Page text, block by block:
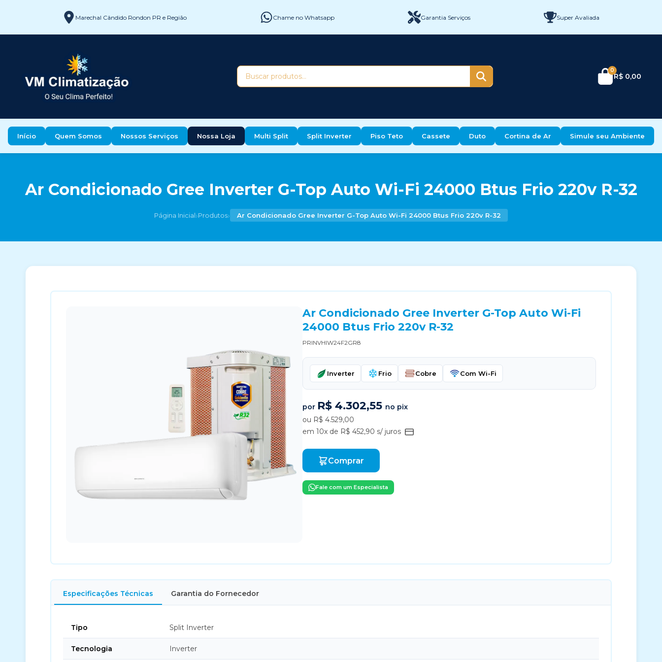
Marechal Cândido Rondon PR e Região Chame no Whatsapp Garantia Serviços Super Avaliada
0
R$ 0,00
Início Quem Somos Nossos Serviços Nossa Loja Multi Split Split Inverter Piso Teto Cassete Duto Cortina de Ar Simule seu Ambiente
Ar Condicionado Gree Inverter G-Top Auto Wi-Fi 24000 Btus Frio 220v R-32
Página Inicial›Produtos› Ar Condicionado Gree Inverter G-Top Auto Wi-Fi 24000 Btus Frio 220v R-32
Ar Condicionado Gree Inverter G-Top Auto Wi-Fi
24000 Btus Frio 220v R-32
PRINVHIW24F2GR8
Inverter Frio Cobre Com Wi-Fi
por R$ 4.302,55 no pix
ou R$ 4.529,00
em 10x de R$ 452,90 s/ juros
Comprar
Fale com um Especialista
Especificações Técnicas Garantia do Fornecedor
Tipo Split Inverter
Tecnologia Inverter